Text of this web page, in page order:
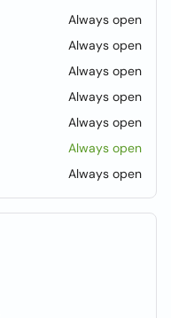
Always open
Always open
Always open
Always open
Always open
Always open
Always open